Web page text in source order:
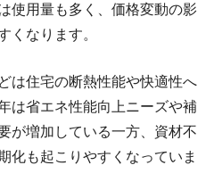
使用量も多く、価格変動の影
くなります。
は住宅の断熱性能や快適性へ
は省エネ性能向上ニーズや補
が増加している一方、資材不
化も起こりやすくなっていま